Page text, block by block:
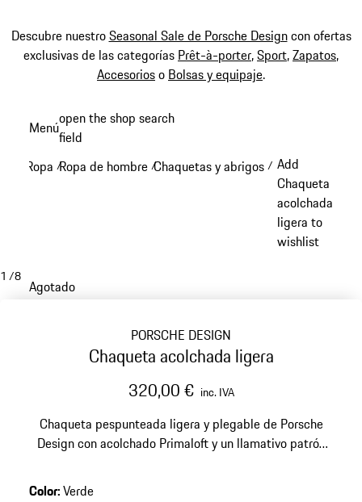
Descubre nuestroSeasonal Sale de Porsche Designcon ofertas
exclusivas de las categorías Prêt-à-porter,Sport,Zapatos,
Accesorioso Bolsas y equipaje.
principal
Menúopen the shop search
field
Ropa /Ropa de hombre /Chaquetas y abrigos / Add
Chaqueta
acolchada
ligera to
wishlist
1 /8
Agotado
PORSCHE DESIGN
Chaqueta acolchada ligera
320,00 € inc. IVA
Chaqueta pespunteada ligera y plegable de Porsche
Design con acolchado Primaloft y un llamativo patrón
Color:Verde